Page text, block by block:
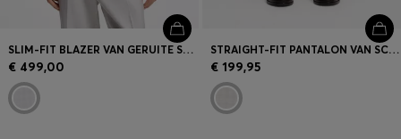
SLIM-FIT BLAZER VAN GERUITE SCHEERWOL EN KATOEN
€ 499,00
STRAIGHT-FIT PANTALON VAN SCHEERWOL EN KATOEN
€ 199,95